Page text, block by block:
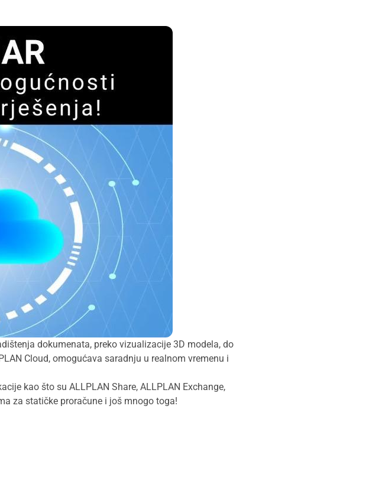
dokumenata, preko vizualizacije 3D modela, do
Cloud, omogućava saradnju u realnom vremenu i
kao što su ALLPLAN Share, ALLPLAN Exchange,
za statičke proračune i još mnogo toga!